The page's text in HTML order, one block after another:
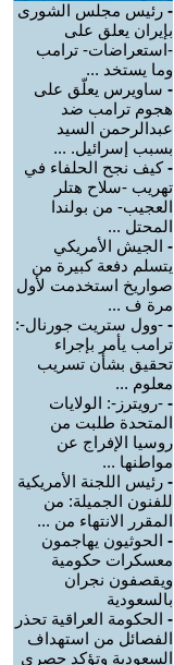
- رئيس مجلس الشورى
بإيران يعلق على
-استعراضات- ترامب
وما يستخد ...
- ساويرس يعلّق على
هجوم ترامب ضد
عبدالرحمن السيد
بسبب إسرائيل. ...
-كيف نجح الحلفاء في
تهريب -سلاح هتلر
العجيب- من بولندا
المحتل ...
- الجيش الأمريكي
يتسلم دفعة كبيرة من
صواريخ استخدمت لأول
مرة ف ...
- -وول ستريت جورنال-:
ترامب يأمر بإجراء
تحقيق بشأن تسريب
معلوم ...
- -رويترز-: الولايات
المتحدة طلبت من
روسيا الإفراج عن
مواطنها ...
- رئيس اللجنة الأمريكية
للفنون الجميلة: من
المقرر الانتهاء من ...
- الحوثيون يهاجمون
معسكرات حكومية
ويقصفون نجران
بالسعودية
- الحكومة العراقية تحذر
الفصائل من استهداف
السعودية وتؤكد حصري